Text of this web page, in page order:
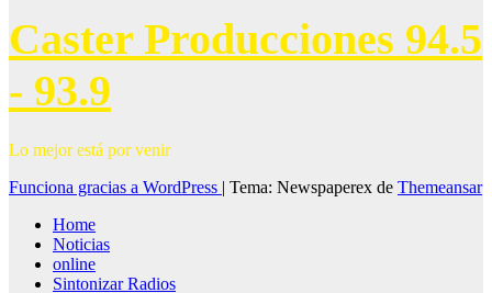
Caster Producciones 94.5
- 93.9
Lo mejor está por venir
Funciona gracias a WordPress | Tema: Newspaperex de Themeansar
Home
Noticias
online
Sintonizar Radios